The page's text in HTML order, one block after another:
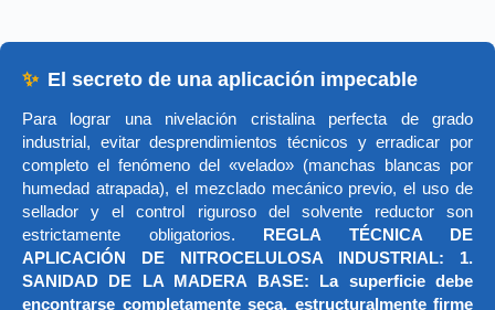
✨ El secreto de una aplicación impecable
Para lograr una nivelación cristalina perfecta de grado
industrial, evitar desprendimientos técnicos y erradicar por
completo el fenómeno del «velado» (manchas blancas por
humedad atrapada), el mezclado mecánico previo, el uso de
sellador y el control riguroso del solvente reductor son
estrictamente obligatorios.
REGLA TÉCNICA DE
APLICACIÓN DE NITROCELULOSA INDUSTRIAL: 1.
SANIDAD DE LA MADERA BASE: La superficie debe
encontrarse completamente seca, estructuralmente firme